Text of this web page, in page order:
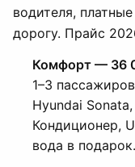
водителя,
дорогу. Прайс
Комфорт — 36
1–3
Hyundai
Кондиционер,
вода в подарок.